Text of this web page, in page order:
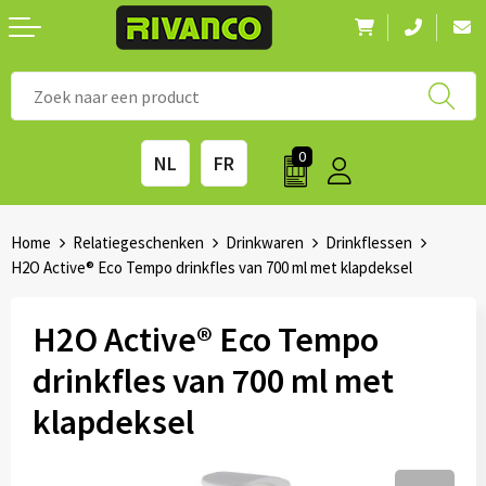
NL FR 0
Kantoorartikelen
Outdoor & vrije tijd
Technologie & Accessoires
◼ Eco-producten
◼ Survival gear
◼ Beurzen
◼ Feestdagen
Home Relatiegeschenken Drinkwaren
Drinkflessen
H2O Active® Eco Tempo drinkfles van 700 ml met klapdeksel
H2O Active® Eco Tempo
drinkfles van 700 ml met
klapdeksel